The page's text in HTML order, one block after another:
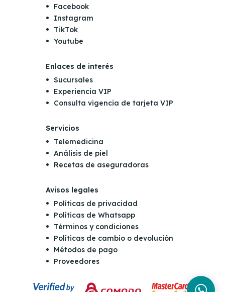
Facebook
Instagram
TikTok
Youtube
Enlaces de interés
Sucursales
Experiencia VIP
Consulta vigencia de tarjeta VIP
Servicios
Telemedicina
Análisis de piel
Recetas de aseguradoras
Avisos legales
Políticas de privacidad
Políticas de Whatsapp
Términos y condiciones
Políticas de cambio o devolución
Métodos de pago
Proveedores